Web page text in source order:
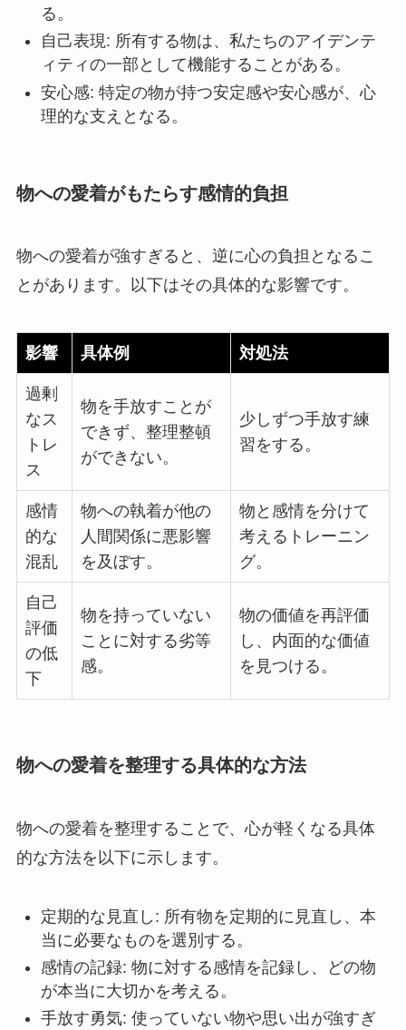
る。
自己表現: 所有する物は、私たちのアイデンテ
ィティの一部として機能することがある。
安心感: 特定の物が持つ安定感や安心感が、心
理的な支えとなる。
物への愛着がもたらす感情的負担
物への愛着が強すぎると、逆に心の負担となるこ
とがあります。以下はその具体的な影響です。
影響 具体例 対処法
過剰
なス
トレ
ス
物を手放すことが
できず、整理整頓
ができない。
少しずつ手放す練
習をする。
感情
的な
混乱
物への執着が他の
人間関係に悪影響
を及ぼす。
物と感情を分けて
考えるトレーニン
グ。
自己
評価
の低
下
物を持っていない
ことに対する劣等
感。
物の価値を再評価
し、内面的な価値
を見つける。
物への愛着を整理する具体的な方法
物への愛着を整理することで、心が軽くなる具体
的な方法を以下に示します。
定期的な見直し: 所有物を定期的に見直し、本
当に必要なものを選別する。
感情の記録: 物に対する感情を記録し、どの物
が本当に大切かを考える。
手放す勇気: 使っていない物や思い出が強すぎ